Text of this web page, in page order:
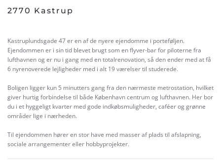
2770 Kastrup
Kastruplundsgade 47 er en af de nyere ejendomme i porteføljen.
Ejendommen er i sin tid blevet brugt som en flyver-bar for piloterne fra
lufthavnen og er nu i gang med en totalrenovation, så den ender med at få
6 nyrenoverede lejligheder med i alt 19 værelser til studerede.
Boligen ligger kun 5 minutters gang fra den nærmeste metrostation, hvilket
giver hurtig forbindelse til både København centrum og lufthavnen. Her bor
du i et hyggeligt kvarter med gode indkøbsmuligheder, caféer og grønne
områder lige i nærheden.
Til ejendommen hører en stor have med masser af plads til afslapning,
sociale arrangementer eller hobbyprojekter.